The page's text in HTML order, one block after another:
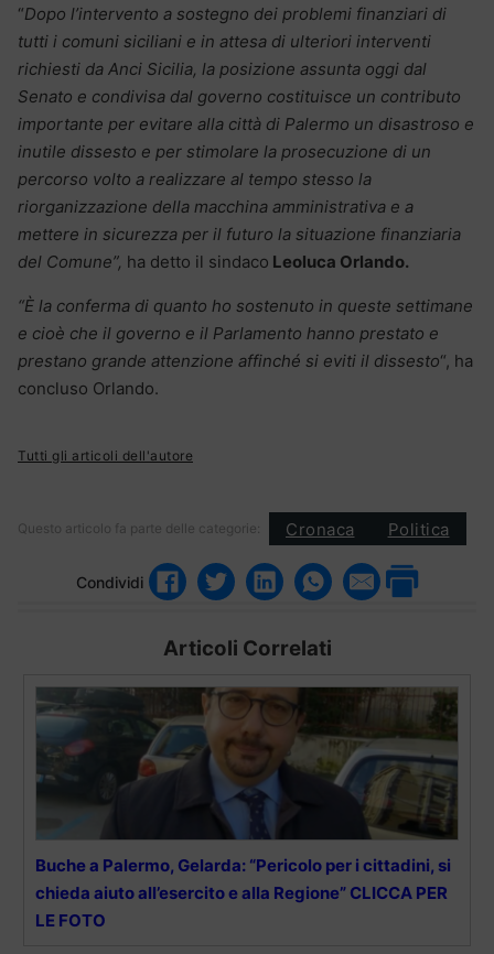
“Dopo l’intervento a sostegno dei problemi finanziari di
tutti i comuni siciliani e in attesa di ulteriori interventi
richiesti da Anci Sicilia, la posizione assunta oggi dal
Senato e condivisa dal governo costituisce un contributo
importante per evitare alla città di Palermo un disastroso e
inutile dissesto e per stimolare la prosecuzione di un
percorso volto a realizzare al tempo stesso la
riorganizzazione della macchina amministrativa e a
mettere in sicurezza per il futuro la situazione finanziaria
del Comune”, ha detto il sindaco Leoluca Orlando.
“È la conferma di quanto ho sostenuto in queste settimane
e cioè che il governo e il Parlamento hanno prestato e
prestano grande attenzione affinché si eviti il dissesto“, ha
concluso Orlando.
Tutti gli articoli dell'autore
Questo articolo fa parte delle categorie: Cronaca Politica
Condividi
Articoli Correlati
Buche a Palermo, Gelarda: “Pericolo per i cittadini, si
chieda aiuto all’esercito e alla Regione” CLICCA PER
LE FOTO